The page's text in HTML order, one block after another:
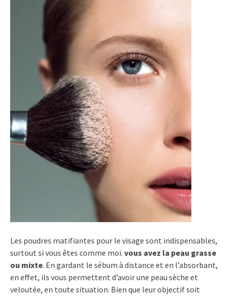
Les poudres matifiantes pour le visage sont indispensables,
surtout si vous êtes comme moi. vous avez la peau grasse
ou mixte. En gardant le sébum à distance et en l’absorbant,
en effet, ils vous permettent d’avoir une peau sèche et
veloutée, en toute situation. Bien que leur objectif soit